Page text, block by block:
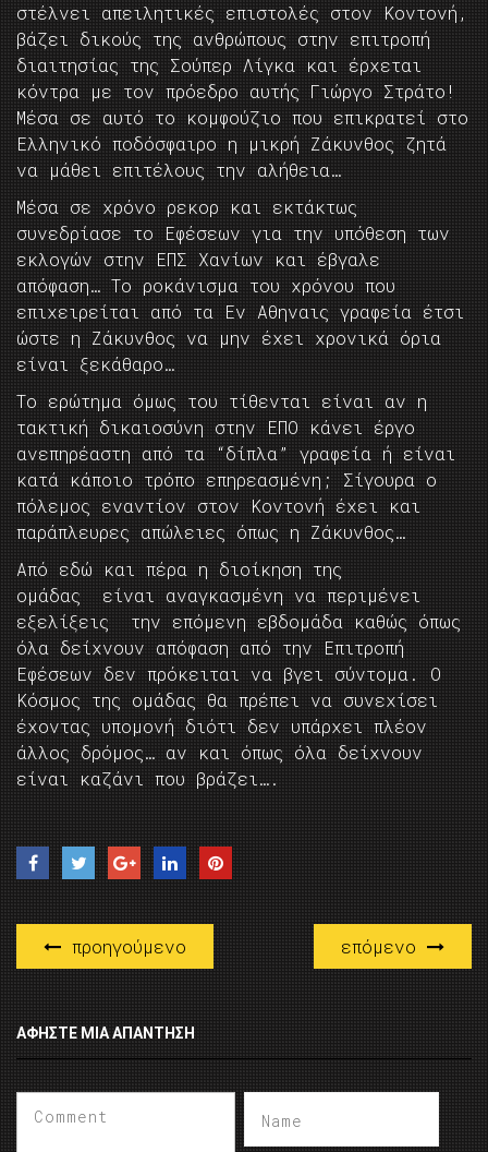
στέλνει απειλητικές επιστολές στον Κοντονή,
βάζει δικούς της ανθρώπους στην επιτροπή
διαιτησίας της Σούπερ Λίγκα και έρχεται
κόντρα με τον πρόεδρο αυτής Γιώργο Στράτο!
Μέσα σε αυτό το κομφούζιο που επικρατεί στο
Ελληνικό ποδόσφαιρο η μικρή Ζάκυνθος ζητά
να μάθει επιτέλους την αλήθεια…
Μέσα σε χρόνο ρεκορ και εκτάκτως
συνεδρίασε το Εφέσεων για την υπόθεση των
εκλογών στην ΕΠΣ Χανίων και έβγαλε
απόφαση… Το ροκάνισμα του χρόνου που
επιχειρείται από τα Εν Αθηναις γραφεία έτσι
ώστε η Ζάκυνθος να μην έχει χρονικά όρια
είναι ξεκάθαρο…
Το ερώτημα όμως του τίθενται είναι αν η
τακτική δικαιοσύνη στην ΕΠΟ κάνει έργο
ανεπηρέαστη από τα “δίπλα” γραφεία ή είναι
κατά κάποιο τρόπο επηρεασμένη; Σίγουρα ο
πόλεμος εναντίον στον Κοντονή έχει και
παράπλευρες απώλειες όπως η Ζάκυνθος…
Από εδώ και πέρα η διοίκηση της
ομάδας είναι αναγκασμένη να περιμένει
εξελίξεις την επόμενη εβδομάδα καθώς όπως
όλα δείχνουν απόφαση από την Επιτροπή
Εφέσεων δεν πρόκειται να βγει σύντομα. Ο
Κόσμος της ομάδας θα πρέπει να συνεχίσει
έχοντας υπομονή διότι δεν υπάρχει πλέον
άλλος δρόμος… αν και όπως όλα δείχνουν
είναι καζάνι που βράζει….
προηγούμενο επόμενο
ΑΦΉΣΤΕ ΜΙΑ ΑΠΆΝΤΗΣΗ